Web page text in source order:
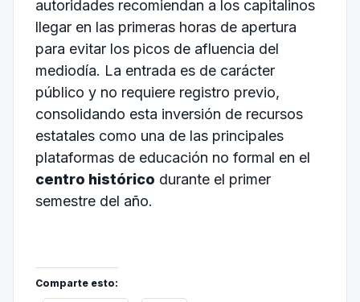
autoridades recomiendan a los capitalinos
llegar en las primeras horas de apertura
para evitar los picos de afluencia del
mediodía. La entrada es de carácter
público y no requiere registro previo,
consolidando esta inversión de recursos
estatales como una de las principales
plataformas de educación no formal en el
centro histórico durante el primer
semestre del año.
Comparte esto: